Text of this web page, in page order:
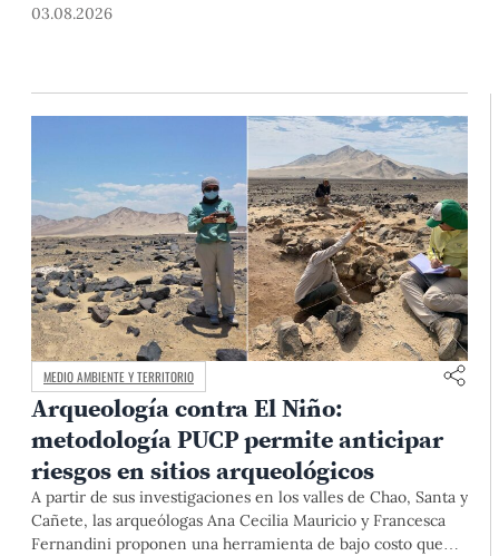
empresariales comprometidos con el país. Por todo ello,
03.08.2026
MEDIO AMBIENTE Y TERRITORIO
Arqueología contra El Niño:
metodología PUCP permite anticipar
riesgos en sitios arqueológicos
A partir de sus investigaciones en los valles de Chao, Santa y
Cañete, las arqueólogas Ana Cecilia Mauricio y Francesca
Fernandini proponen una herramienta de bajo costo que